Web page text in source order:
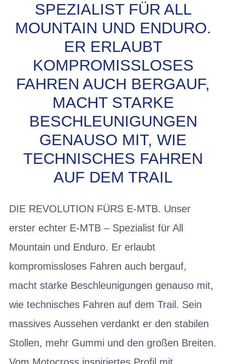
SPEZIALIST FÜR ALL
MOUNTAIN UND ENDURO.
ER ERLAUBT
KOMPROMISSLOSES
FAHREN AUCH BERGAUF,
MACHT STARKE
BESCHLEUNIGUNGEN
GENAUSO MIT, WIE
TECHNISCHES FAHREN
AUF DEM TRAIL
DIE REVOLUTION FÜRS E-MTB. Unser
erster echter E-MTB – Spezialist für All
Mountain und Enduro. Er erlaubt
kompromissloses Fahren auch bergauf,
macht starke Beschleunigungen genauso mit,
wie technisches Fahren auf dem Trail. Sein
massives Aussehen verdankt er den stabilen
Stollen, mehr Gummi und den großen Breiten.